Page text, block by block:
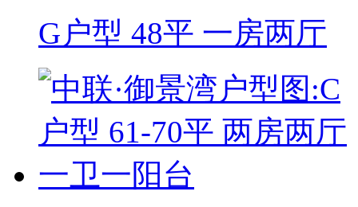
G户型 48平 一房两厅